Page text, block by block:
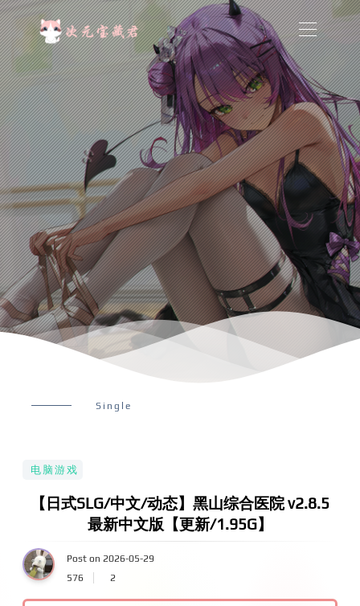
Single
电脑游戏
【日式SLG/中文/动态】黑山综合医院 v2.8.5
最新中文版【更新/1.95G】
Post on 2026-05-29
576
2